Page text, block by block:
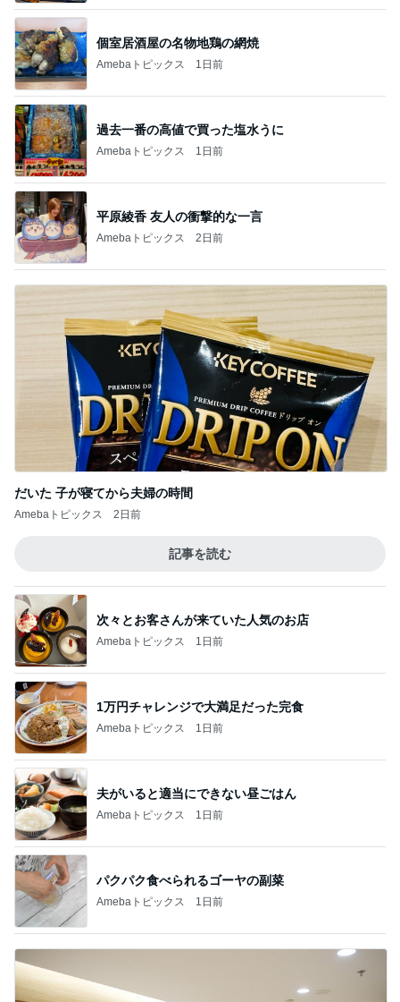
個室居酒屋の名物地鶏の網焼
Amebaトピックス 1日前
過去一番の高値で買った塩水うに
Amebaトピックス 1日前
平原綾香 友人の衝撃的な一言
Amebaトピックス 2日前
だいた 子が寝てから夫婦の時間
Amebaトピックス 2日前
記事を読む
次々とお客さんが来ていた人気のお店
Amebaトピックス 1日前
1万円チャレンジで大満足だった完食
Amebaトピックス 1日前
夫がいると適当にできない昼ごはん
Amebaトピックス 1日前
パクパク食べられるゴーヤの副菜
Amebaトピックス 1日前